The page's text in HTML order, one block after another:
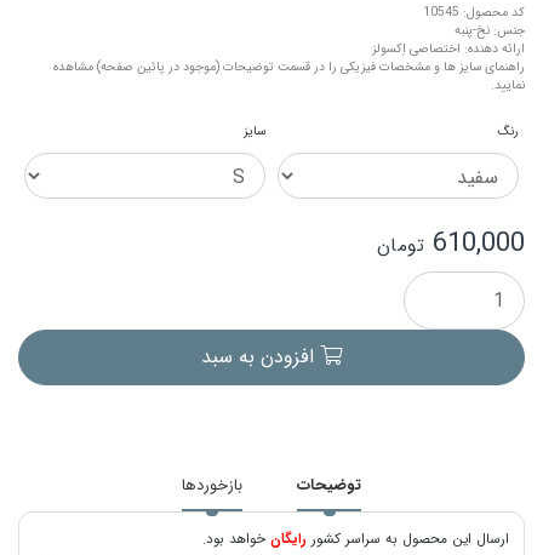
کد محصول: 10545
جنس: نخ-پنبه
ارائه دهنده: اختصاصی اِکسولز
راهنمای سایز ها و مشخصات فیزیکی را در قسمت توضیحات (موجود در پائین صفحه) مشاهده
نمایید.
رنگ سایز
610,000 تومان
افزودن به سبد
توضیحات بازخوردها
ارسال این محصول به سراسر کشور رایگانخواهد بود.